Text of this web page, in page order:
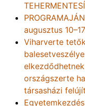
augusztus
Viharverte
országszerte
társasházi